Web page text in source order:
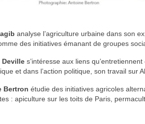
analyse l’agriculture urbaine dans son
des initiatives émanant de groupes
Deville s’intéresse aux liens
et dans l’action politique, son travail sur
Bertron étudie des initiatives agricoles
: apiculture sur les toits de Paris,